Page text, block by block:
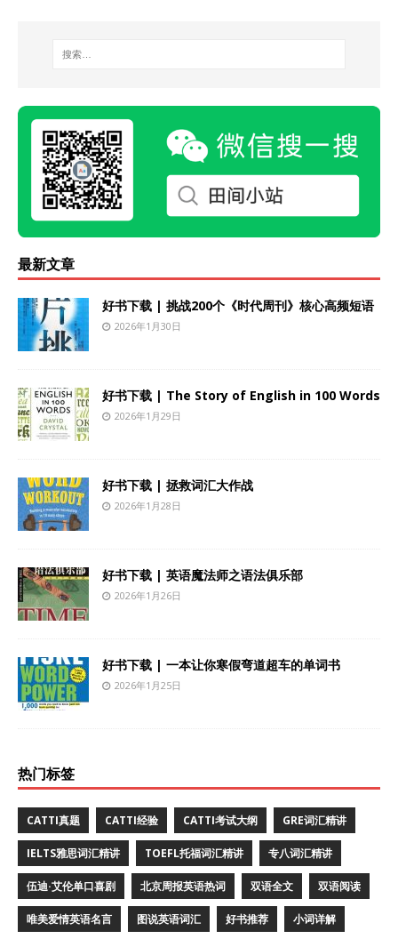
最新文章
好书下载 | 挑战200个《时代周刊》核心高频短语
2026年1月30日
好书下载 | The Story of English in 100 Words
2026年1月29日
好书下载 | 拯救词汇大作战
2026年1月28日
好书下载 | 英语魔法师之语法俱乐部
2026年1月26日
好书下载 | 一本让你寒假弯道超车的单词书
2026年1月25日
热门标签
CATTI真题 CATTI经验 CATTI考试大纲 GRE词汇精讲
IELTS雅思词汇精讲 TOEFL托福词汇精讲 专八词汇精讲
伍迪·艾伦单口喜剧 北京周报英语热词 双语全文 双语阅读
唯美爱情英语名言 图说英语词汇 好书推荐 小词详解